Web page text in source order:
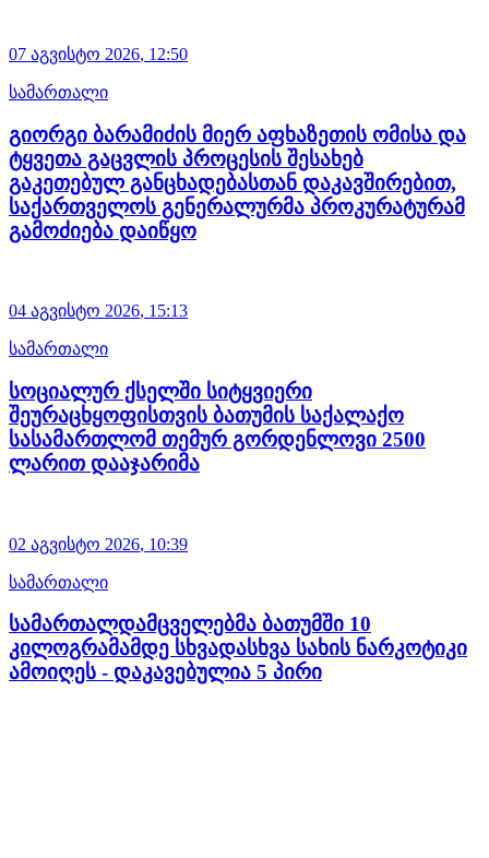
07 აგვისტო 2026, 12:50
სამართალი
გიორგი ბარამიძის მიერ აფხაზეთის ომისა და
ტყვეთა გაცვლის პროცესის შესახებ
გაკეთებულ განცხადებასთან დაკავშირებით,
საქართველოს გენერალურმა პროკურატურამ
გამოძიება დაიწყო
04 აგვისტო 2026, 15:13
სამართალი
სოციალურ ქსელში სიტყვიერი
შეურაცხყოფისთვის ბათუმის საქალაქო
სასამართლომ თემურ გორდენლოვი 2500
ლარით დააჯარიმა
02 აგვისტო 2026, 10:39
სამართალი
სამართალდამცველებმა ბათუმში 10
კილოგრამამდე სხვადასხვა სახის ნარკოტიკი
ამოიღეს - დაკავებულია 5 პირი